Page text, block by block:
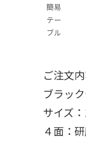
簡易
テー
ブル
ご注文
ブラッ
サイズ
４面：